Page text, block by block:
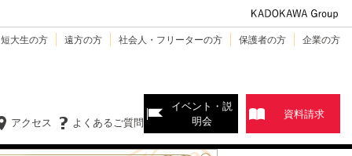
大生の方 遠方の方 社会人・フリーターの方 保護者の方 企業の方
よくあるご質問
アクセス
イベント・説
明会
資料請求